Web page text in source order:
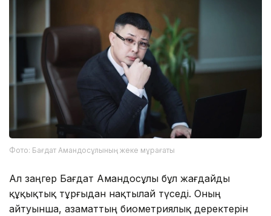
Фото: Бағдат Амандосұлының жеке мұрағаты
Ал заңгер Бағдат Амандосұлы бұл жағдайды
құқықтық тұрғыдан нақтылай түседі. Оның
айтуынша, азаматтың биометриялық деректерін